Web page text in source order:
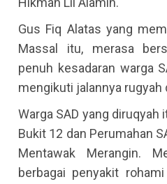
Gus Fiq Alatas yang
Massal itu, merasa
penuh kesadaran warga
mengikuti jalannya rugyah
Warga SAD yang diruqyah
Bukit 12 dan Perumahan
Mentawak Merangin.
berbagai penyakit